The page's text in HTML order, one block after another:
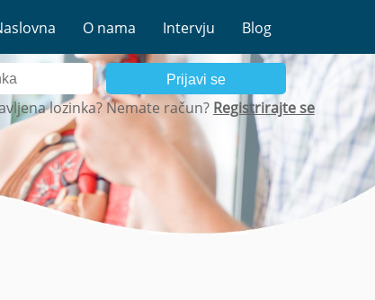
O nama Intervju Blog
lozinka?
Prijavi se
Nemate račun? Registrirajte se